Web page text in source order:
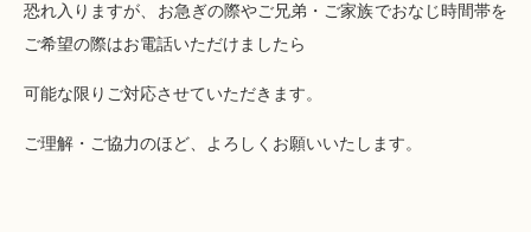
恐れ入りますが、お急ぎの際やご兄弟・ご家族でおなじ時間帯を
ご希望の際はお電話いただけましたら
可能な限りご対応させていただきます。
ご理解・ご協力のほど、よろしくお願いいたします。